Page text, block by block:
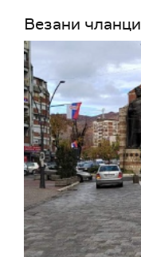
Везани чланци